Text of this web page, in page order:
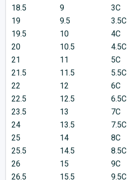
18.5
9
3C
19
9.5
3.5C
19.5
10
4C
20
10.5
4.5C
21
11
5C
21.5
11.5
5.5C
22
12
6C
22.5
12.5
6.5C
23.5
13
7C
24
13.5
7.5C
25
14
8C
25.5
14.5
8.5C
26
15
9C
26.5
15.5 9.5C